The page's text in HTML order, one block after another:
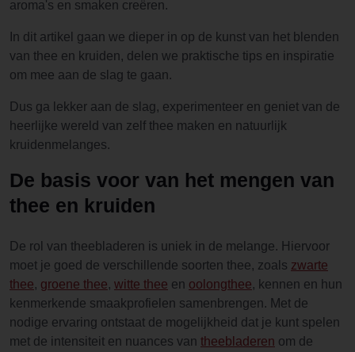
aroma's en smaken creëren.
In dit artikel gaan we dieper in op de kunst van het blenden
van thee en kruiden, delen we praktische tips en inspiratie
om mee aan de slag te gaan.
Dus ga lekker aan de slag, experimenteer en geniet van de
heerlijke wereld van zelf thee maken en natuurlijk
kruidenmelanges.
De basis voor van het mengen van
thee en kruiden
De rol van theebladeren is uniek in de melange. Hiervoor
moet je goed de verschillende soorten thee, zoals zwarte
thee, groene thee, witte thee en oolongthee, kennen en hun
kenmerkende smaakprofielen samenbrengen. Met de
nodige ervaring ontstaat de mogelijkheid dat je kunt spelen
met de intensiteit en nuances van theebladeren om de